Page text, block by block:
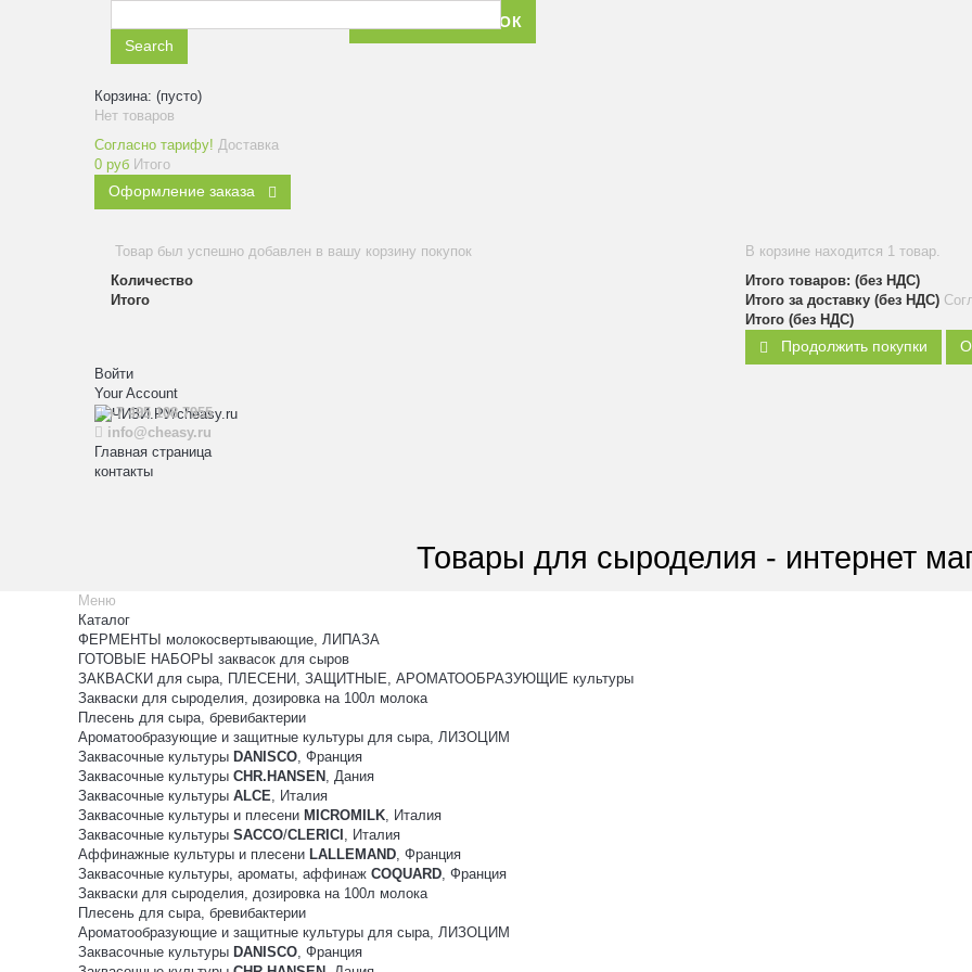
ЗАКАЗАТЬ ЗВОНОК
Search
Корзина: (пусто)
Нет товаров
Согласно тарифу! Доставка
0 руб Итого
Оформление заказа
Товар был успешно добавлен в вашу корзину покупок
Количество
Итого
В корзине находится 1 товар.
Итого товаров: (без НДС)
Итого за доставку (без НДС)
Итого (без НДС)
Продолжить покупки
Войти
Your Account
+7 495 108 7955
info@cheasy.ru
Главная страница
контакты
Товары для сыроделия - интернет
Меню
Каталог
ФЕРМЕНТЫ молокосвертывающие, ЛИПАЗА
ГОТОВЫЕ НАБОРЫ заквасок для сыров
ЗАКВАСКИ для сыра, ПЛЕСЕНИ, ЗАЩИТНЫЕ, АРОМАТООБРАЗУЮЩИЕ культуры
Закваски для сыроделия, дозировка на 100л молока
Плесень для сыра, бревибактерии
Ароматообразующие и защитные культуры для сыра, ЛИЗОЦИМ
Заквасочные культуры DANISCO, Франция
Заквасочные культуры CHR.HANSEN , Дания
Заквасочные культуры ALCE, Италия
Заквасочные культуры и плесени MICROMILK, Италия
Заквасочные культуры SACCO/CLERICI , Италия
Аффинажные культуры и плесени LALLEMAND, Франция
Заквасочные культуры, ароматы, аффинаж COQUARD, Франция
Закваски для сыроделия, дозировка на 100л молока
Плесень для сыра, бревибактерии
Ароматообразующие и защитные культуры для сыра, ЛИЗОЦИМ
Заквасочные культуры DANISCO, Франция